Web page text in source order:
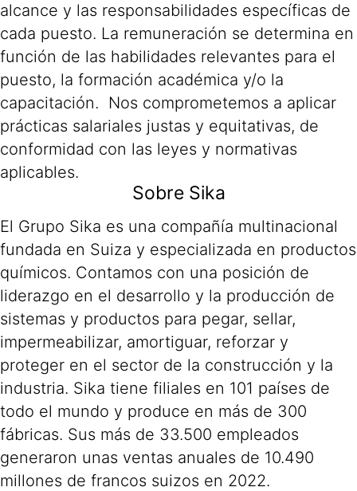
alcance y las responsabilidades específicas de
cada puesto. La remuneración se determina en
función de las habilidades relevantes para el
puesto, la formación académica y/o la
capacitación. Nos comprometemos a aplicar
prácticas salariales justas y equitativas, de
conformidad con las leyes y normativas
aplicables.
Sobre Sika
El Grupo Sika es una compañía multinacional
fundada en Suiza y especializada en productos
químicos. Contamos con una posición de
liderazgo en el desarrollo y la producción de
sistemas y productos para pegar, sellar,
impermeabilizar, amortiguar, reforzar y
proteger en el sector de la construcción y la
industria. Sika tiene filiales en 101 países de
todo el mundo y produce en más de 300
fábricas. Sus más de 33.500 empleados
generaron unas ventas anuales de 10.490
millones de francos suizos en 2022.